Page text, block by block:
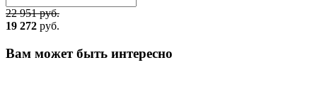
22 951 руб.
19 272 руб.
Вам может быть интересно